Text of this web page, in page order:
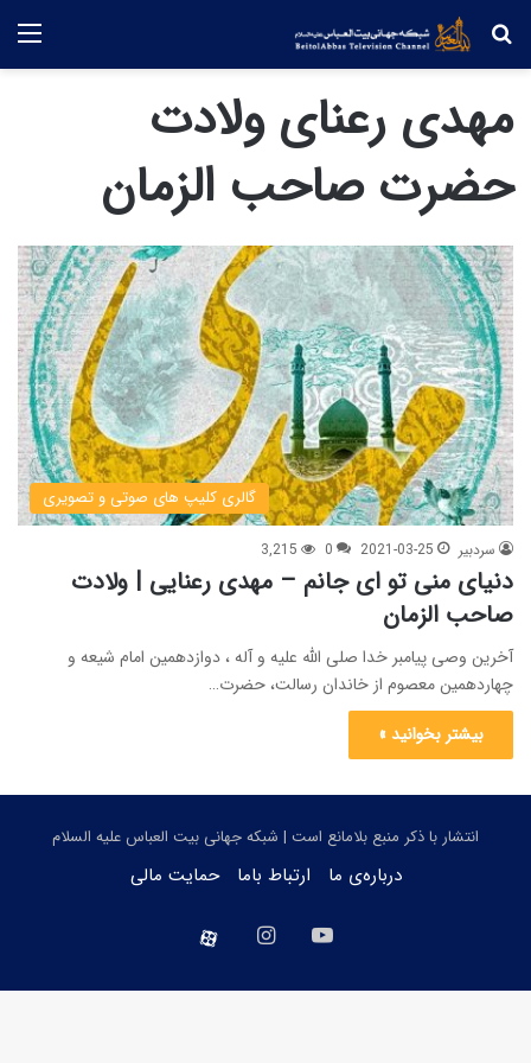
جستجو
مهدی رعنای ولادت
حضرت صاحب الزمان
گالری کلیپ های صوتی و تصویری
سردبیر 2021-03-25
0
3,215
دنیای منی تو ای جانم – مهدی رعنایی | ولادت
صاحب الزمان
آخرین وصی پیامبر خدا صلی الله علیه و آله ، دوازدهمین امام شیعه و
چهاردهمین معصوم از خاندان رسالت، حضرت…
بیشتر بخوانید »
انتشار با ذکر منبع بلامانع است | شبکه جهانی بیت العباس علیه السلام
درباره‌ی ما ارتباط باما حمایت مالی
یوتیوب اینستاگرام